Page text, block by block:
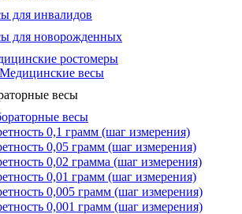
для инвалидов
для новорожденных
ростомеры
Медицинские весы
весы
весы
0,1 грамм (шаг измерения)
0,05 грамм (шаг измерения)
0,02 грамма (шаг измерения)
0,01 грамм (шаг измерения)
0,005 грамм (шаг измерения)
0,001 грамм (шаг измерения)